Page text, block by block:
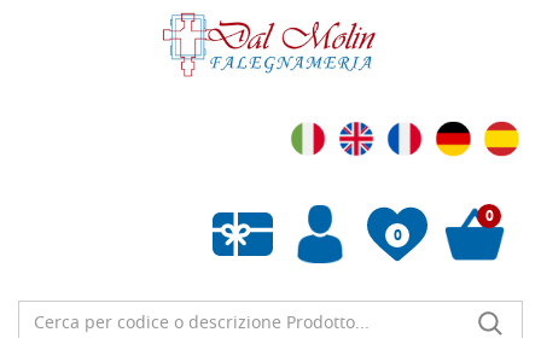
0
Wishlist vuota
0